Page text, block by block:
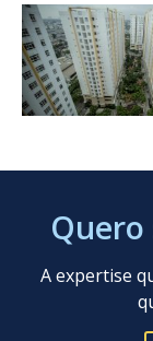
A expertise